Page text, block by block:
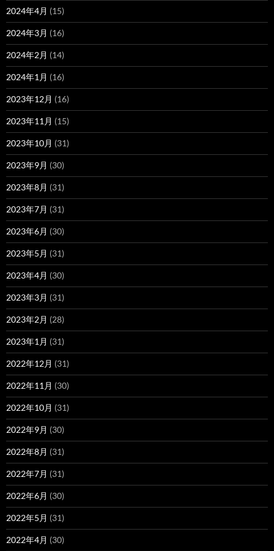
2024年4月 (15)
2024年3月 (16)
2024年2月 (14)
2024年1月 (16)
2023年12月 (16)
2023年11月 (15)
2023年10月 (31)
2023年9月 (30)
2023年8月 (31)
2023年7月 (31)
2023年6月 (30)
2023年5月 (31)
2023年4月 (30)
2023年3月 (31)
2023年2月 (28)
2023年1月 (31)
2022年12月 (31)
2022年11月 (30)
2022年10月 (31)
2022年9月 (30)
2022年8月 (31)
2022年7月 (31)
2022年6月 (30)
2022年5月 (31)
2022年4月 (30)